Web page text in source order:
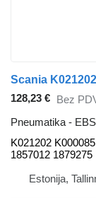
128,23 € Bez
Pneumatika -
K021202
1857012 1879275
Estonija,